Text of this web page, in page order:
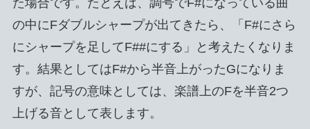
の中にFダブルシャープが出てきたら、「F#にさら
にシャープを足してF##にする」と考えたくなりま
す。結果としてはF#から半音上がったGになりま
すが、記号の意味としては、楽譜上のFを半音2つ
上げる音として表します。